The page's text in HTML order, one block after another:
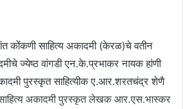
कोंकणी साहित्य अकादमी (केरळ)चे वतीन
ज्येष्ठ वांगडी एन.के.प्रभाकर नायक हांणी
पुरस्कृत साहित्यीक ए.आर.शरतचंद्र शेणै
साहित्य अकादमी पुरस्कृत लेखक आर.एस.भास्कर